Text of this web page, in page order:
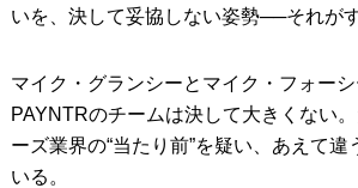
いを、決して妥協しない姿勢──それが
マイク・グランシーとマイク・フォー
PAYNTRのチームは決して大きくない
ーズ業界の“当たり前”を疑い、あえて違
いる。